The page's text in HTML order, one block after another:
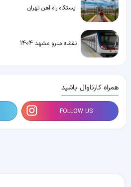
ایستگاه راه آهن تهران
نقشه مترو مشهد 1404
همراه کارناوال باشید
FOLLOW US